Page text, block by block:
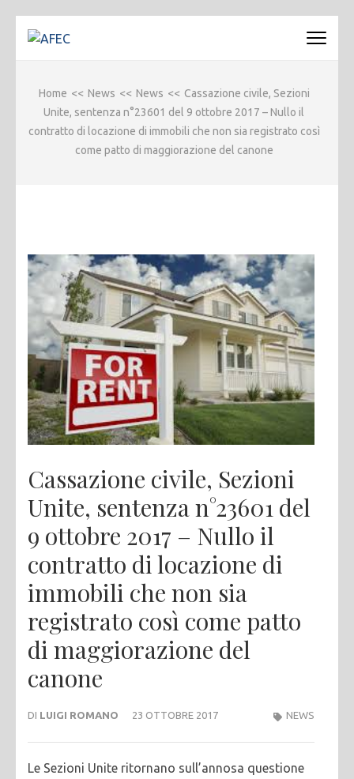
invio)
Home << News << News << Cassazione civile, Sezioni
Unite, sentenza n°23601 del 9 ottobre 2017 – Nullo il
contratto di locazione di immobili che non sia registrato così
come patto di maggiorazione del canone
Cassazione civile, Sezioni
Unite, sentenza n°23601 del
9 ottobre 2017 – Nullo il
contratto di locazione di
immobili che non sia
registrato così come patto
di maggiorazione del
canone
DI LUIGI ROMANO 23 OTTOBRE 2017 NEWS
Le Sezioni Unite ritornano sull’annosa questione